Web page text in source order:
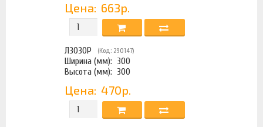
Цена: 663р.
Л3030Р (Код: 290147)
Ширина (мм): 300
Высота (мм): 300
Цена: 470р.